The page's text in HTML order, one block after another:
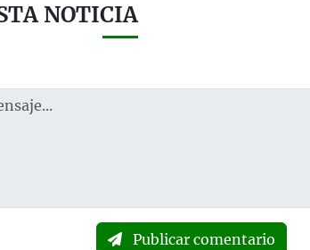
NOTICIA
Publicar comentario